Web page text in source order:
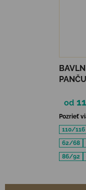
od
Pozrieť
110/116
62/68
86/92